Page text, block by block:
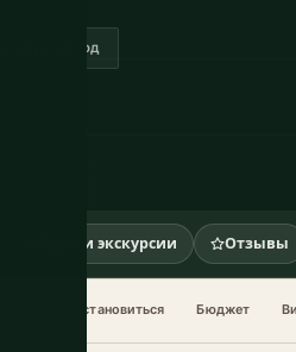
круглый год
Туры и экскурсии Отзывы
Где остановиться Бюджет